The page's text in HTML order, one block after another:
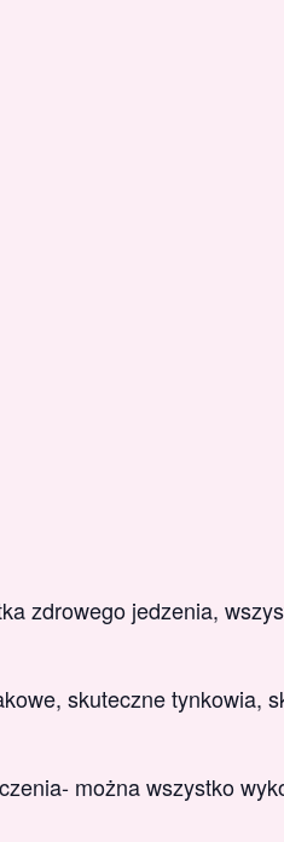
zdrowego jedzenia,
skuteczne tynkowia,
można wszystko